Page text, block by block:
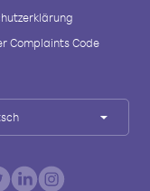
Complaints Code